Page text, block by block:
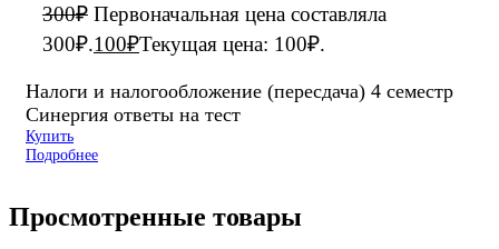
300₽ Первоначальная цена составляла
300₽.100₽Текущая цена: 100₽.
Налоги и налогообложение (пересдача) 4 семестр
Синергия ответы на тест
Купить
Подробнее
Просмотренные товары